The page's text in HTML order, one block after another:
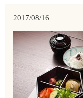
2017/08/16